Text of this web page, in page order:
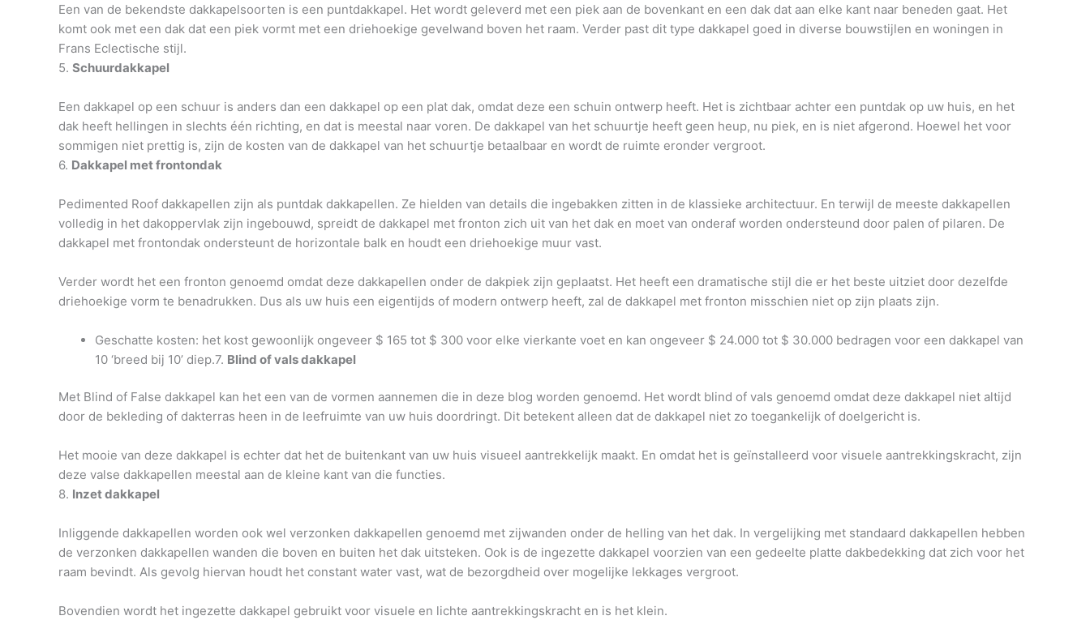
Een van de bekendste dakkapelsoorten is een puntdakkapel. Het wordt geleverd met een piek aan de bovenkant en een dak dat aan elke kant naar beneden gaat. Het
komt ook met een dak dat een piek vormt met een driehoekige gevelwand boven het raam. Verder past dit type dakkapel goed in diverse bouwstijlen en woningen in
Frans Eclectische stijl.
5. Schuurdakkapel
Een dakkapel op een schuur is anders dan een dakkapel op een plat dak, omdat deze een schuin ontwerp heeft. Het is zichtbaar achter een puntdak op uw huis, en het
dak heeft hellingen in slechts één richting, en dat is meestal naar voren. De dakkapel van het schuurtje heeft geen heup, nu piek, en is niet afgerond. Hoewel het voor
sommigen niet prettig is, zijn de kosten van de dakkapel van het schuurtje betaalbaar en wordt de ruimte eronder vergroot.
6. Dakkapel met frontondak
Pedimented Roof dakkapellen zijn als puntdak dakkapellen. Ze hielden van details die ingebakken zitten in de klassieke architectuur. En terwijl de meeste dakkapellen
volledig in het dakoppervlak zijn ingebouwd, spreidt de dakkapel met fronton zich uit van het dak en moet van onderaf worden ondersteund door palen of pilaren. De
dakkapel met frontondak ondersteunt de horizontale balk en houdt een driehoekige muur vast.
Verder wordt het een fronton genoemd omdat deze dakkapellen onder de dakpiek zijn geplaatst. Het heeft een dramatische stijl die er het beste uitziet door dezelfde
driehoekige vorm te benadrukken. Dus als uw huis een eigentijds of modern ontwerp heeft, zal de dakkapel met fronton misschien niet op zijn plaats zijn.
Geschatte kosten: het kost gewoonlijk ongeveer $ 165 tot $ 300 voor elke vierkante voet en kan ongeveer $ 24.000 tot $ 30.000 bedragen voor een dakkapel van
10 ‘breed bij 10’ diep.7. Blind of vals dakkapel
Met Blind of False dakkapel kan het een van de vormen aannemen die in deze blog worden genoemd. Het wordt blind of vals genoemd omdat deze dakkapel niet altijd
door de bekleding of dakterras heen in de leefruimte van uw huis doordringt. Dit betekent alleen dat de dakkapel niet zo toegankelijk of doelgericht is.
Het mooie van deze dakkapel is echter dat het de buitenkant van uw huis visueel aantrekkelijk maakt. En omdat het is geïnstalleerd voor visuele aantrekkingskracht, zijn
deze valse dakkapellen meestal aan de kleine kant van die functies.
8. Inzet dakkapel
Inliggende dakkapellen worden ook wel verzonken dakkapellen genoemd met zijwanden onder de helling van het dak. In vergelijking met standaard dakkapellen hebben
de verzonken dakkapellen wanden die boven en buiten het dak uitsteken. Ook is de ingezette dakkapel voorzien van een gedeelte platte dakbedekking dat zich voor het
raam bevindt. Als gevolg hiervan houdt het constant water vast, wat de bezorgdheid over mogelijke lekkages vergroot.
Bovendien wordt het ingezette dakkapel gebruikt voor visuele en lichte aantrekkingskracht en is het klein.